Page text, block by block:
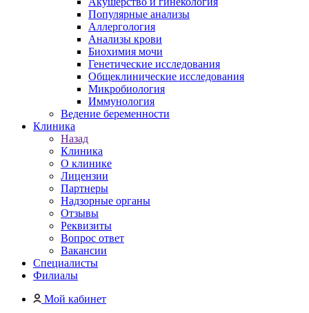
Популярные анализы
Аллергология
Анализы крови
Биохимия мочи
Генетические исследования
Общеклинические исследования
Микробиология
Иммунология
Ведение беременности
Клиника
Назад
Клиника
О клинике
Лицензии
Партнеры
Надзорные органы
Отзывы
Реквизиты
Вопрос ответ
Вакансии
Специалисты
Филиалы
Мой кабинет